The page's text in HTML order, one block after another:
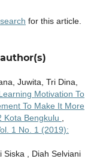
for this article.
Juwita, Tri Dina,
Motivation To
To Make It More
Kota Bengkulu
1 No. 1 (2019):
Siska , Diah Selviani